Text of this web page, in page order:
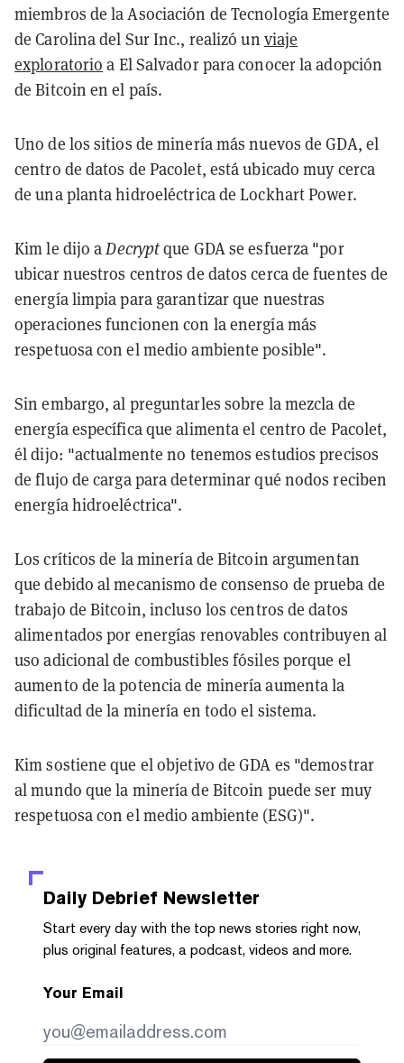
miembros de la Asociación de Tecnología Emergente
de Carolina del Sur Inc., realizó un viaje
exploratorio a El Salvador para conocer la adopción
de Bitcoin en el país.
Uno de los sitios de minería más nuevos de GDA, el
centro de datos de Pacolet, está ubicado muy cerca
de una planta hidroeléctrica de Lockhart Power.
Kim le dijo aDecryptque GDA se esfuerza "por
ubicar nuestros centros de datos cerca de fuentes de
energía limpia para garantizar que nuestras
operaciones funcionen con la energía más
respetuosa con el medio ambiente posible".
Sin embargo, al preguntarles sobre la mezcla de
energía específica que alimenta el centro de Pacolet,
él dijo: "actualmente no tenemos estudios precisos
de flujo de carga para determinar qué nodos reciben
energía hidroeléctrica".
Los críticos de la minería de Bitcoin argumentan
que debido al mecanismo de consenso de prueba de
trabajo de Bitcoin, incluso los centros de datos
alimentados por energías renovables contribuyen al
uso adicional de combustibles fósiles porque el
aumento de la potencia de minería aumenta la
dificultad de la minería en todo el sistema.
Kim sostiene que el objetivo de GDA es "demostrar
al mundo que la minería de Bitcoin puede ser muy
respetuosa con el medio ambiente (ESG)".
Daily Debrief Newsletter
Start every day with the top news stories right now,
plus original features, a podcast, videos and more.
Your Email